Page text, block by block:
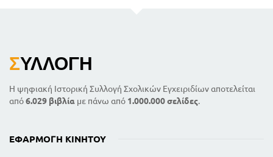
ΣΥΛΛΟΓΉ
Η ψηφιακή Ιστορική Συλλογή Σχολικών Εγχειριδίων αποτελείται
από6.029 βιβλία με πάνω από 1.000.000 σελίδες.
ΕΦΑΡΜΟΓΉ ΚΙΝΗΤΟΎ